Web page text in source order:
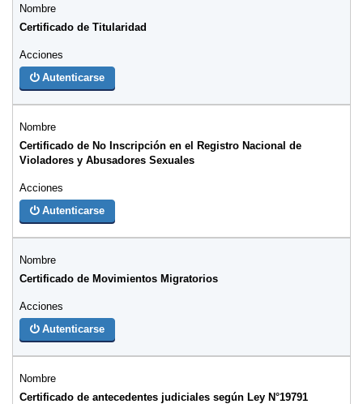
Certificado de Titularidad
Autenticarse
Certificado de No Inscripción en el Registro Nacional de
Violadores y Abusadores Sexuales
Autenticarse
Certificado de Movimientos Migratorios
Autenticarse
Certificado de antecedentes judiciales según Ley N°19791